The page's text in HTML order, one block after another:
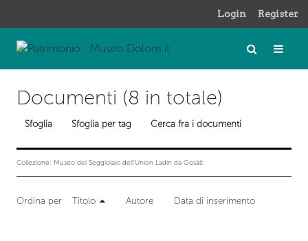
Login Register
Documenti (8 in totale)
Sfoglia Sfoglia per tag Cerca fra i documenti
Collezione: Museo del Seggiolaio dell'Union Ladin da Gosàlt.
Ordina per Titolo Autore Data di inserimento